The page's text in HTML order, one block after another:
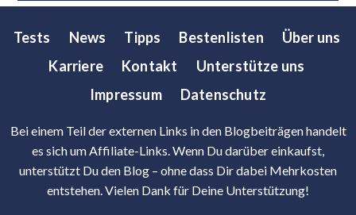
Tests News Tipps Bestenlisten
Über uns
Karriere
Kontakt
Unterstütze uns
Impressum
Datenschutz
Bei einem Teil der externen Links in den Blogbeiträgen handelt
es sich um Affiliate-Links. Wenn Du darüber einkaufst,
unterstützt Du den Blog – ohne dass Dir dabei Mehrkosten
entstehen. Vielen Dank für Deine Unterstützung!